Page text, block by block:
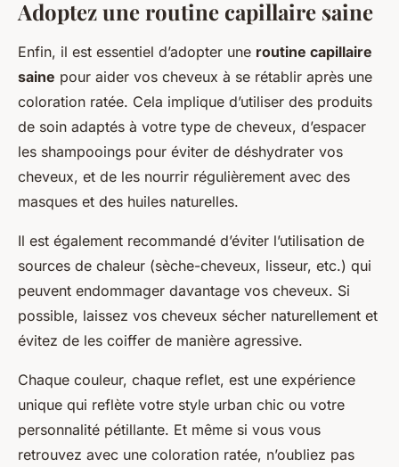
Adoptez une routine capillaire saine
Enfin, il est essentiel d’adopter une routine capillaire
saine pour aider vos cheveux à se rétablir après une
coloration ratée. Cela implique d’utiliser des produits
de soin adaptés à votre type de cheveux, d’espacer
les shampooings pour éviter de déshydrater vos
cheveux, et de les nourrir régulièrement avec des
masques et des huiles naturelles.
Il est également recommandé d’éviter l’utilisation de
sources de chaleur (sèche-cheveux, lisseur, etc.) qui
peuvent endommager davantage vos cheveux. Si
possible, laissez vos cheveux sécher naturellement et
évitez de les coiffer de manière agressive.
Chaque couleur, chaque reflet, est une expérience
unique qui reflète votre style urban chic ou votre
personnalité pétillante. Et même si vous vous
retrouvez avec une coloration ratée, n’oubliez pas